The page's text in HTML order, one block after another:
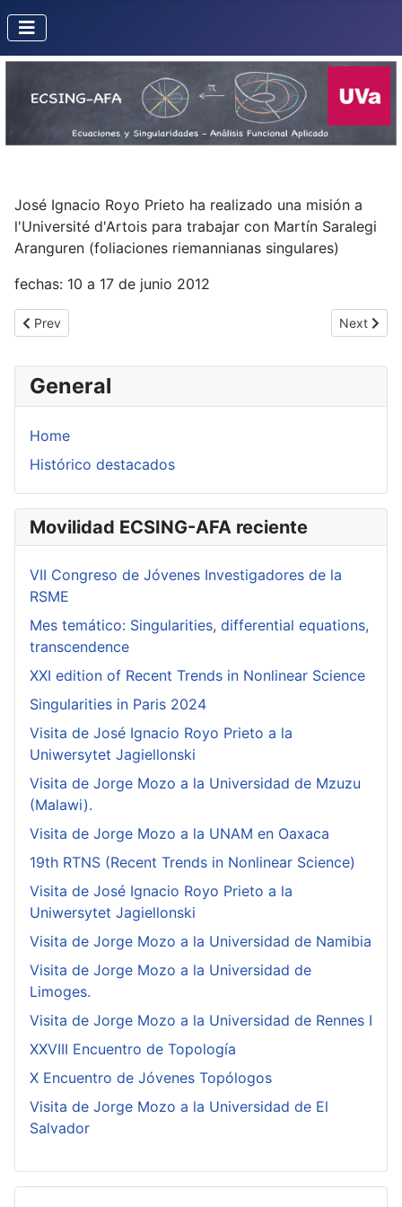
General
Home
Histórico destacados
Movilidad ECSING-AFA reciente
VII Congreso de Jóvenes Investigadores de la
RSME
Mes temático: Singularities, differential equations,
transcendence
XXI edition of Recent Trends in Nonlinear Science
Singularities in Paris 2024
Visita de José Ignacio Royo Prieto a la
Uniwersytet Jagiellonski
Visita de Jorge Mozo a la Universidad de Mzuzu
(Malawi).
Visita de Jorge Mozo a la UNAM en Oaxaca
19th RTNS (Recent Trends in Nonlinear Science)
Visita de José Ignacio Royo Prieto a la
Uniwersytet Jagiellonski
Visita de Jorge Mozo a la Universidad de Namibia
Visita de Jorge Mozo a la Universidad de
Limoges.
Visita de Jorge Mozo a la Universidad de Rennes I
XXVIII Encuentro de Topología
X Encuentro de Jóvenes Topólogos
Visita de Jorge Mozo a la Universidad de El
Salvador
José Ignacio Royo Prieto ha realizado una misión a
l'Université d'Artois para trabajar con Martín Saralegi
Aranguren (foliaciones riemannianas singulares)
fechas: 10 a 17 de junio 2012
Previous article: Misión de F. Sanz a la UFMG
Prev Next
Next